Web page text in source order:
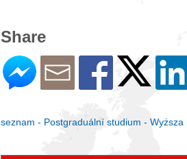
Share
seznam - Postgraduální studium - Wyższa